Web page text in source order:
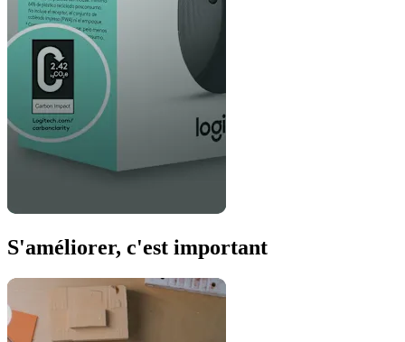
S'améliorer, c'est important